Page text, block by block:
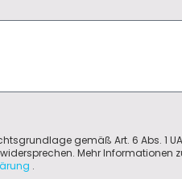
gemäß Art. 6 Abs. 1
Mehr Informationen
.